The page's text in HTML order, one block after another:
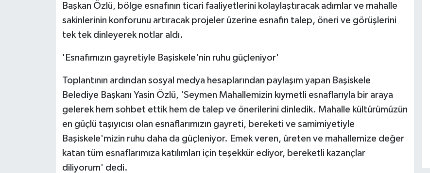
Başkan Özlü, bölge esnafının ticari faaliyetlerini kolaylaştıracak adımlar ve mahalle
sakinlerinin konforunu artıracak projeler üzerine esnafın talep, öneri ve görüşlerini
tek tek dinleyerek notlar aldı.
'Esnafımızın gayretiyle Başiskele'nin ruhu güçleniyor'
Toplantının ardından sosyal medya hesaplarından paylaşım yapan Başiskele
Belediye Başkanı Yasin Özlü, 'Seymen Mahallemizin kıymetli esnaflarıyla bir araya
gelerek hem sohbet ettik hem de talep ve önerilerini dinledik. Mahalle kültürümüzün
en güçlü taşıyıcısı olan esnaflarımızın gayreti, bereketi ve samimiyetiyle
Başiskele'mizin ruhu daha da güçleniyor. Emek veren, üreten ve mahallemize değer
katan tüm esnaflarımıza katılımları için teşekkür ediyor, bereketli kazançlar
diliyorum' dedi.